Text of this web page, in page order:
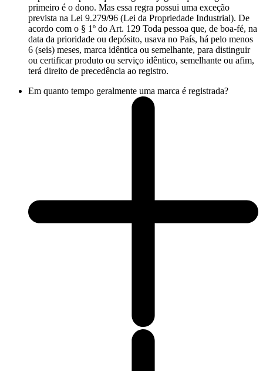
primeiro é o dono. Mas essa regra possui uma exceção
prevista na Lei 9.279/96 (Lei da Propriedade Industrial). De
acordo com o § 1º do Art. 129 Toda pessoa que, de boa-fé, na
data da prioridade ou depósito, usava no País, há pelo menos
6 (seis) meses, marca idêntica ou semelhante, para distinguir
ou certificar produto ou serviço idêntico, semelhante ou afim,
terá direito de precedência ao registro.
Em quanto tempo geralmente uma marca é registrada?